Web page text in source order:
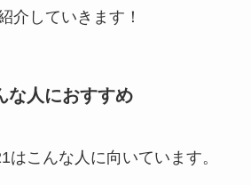
介していきます！
な人におすすめ
はこんな人に向いています。